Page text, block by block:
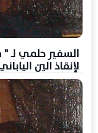
السفير حلمي لـ
لإنقاذ الين